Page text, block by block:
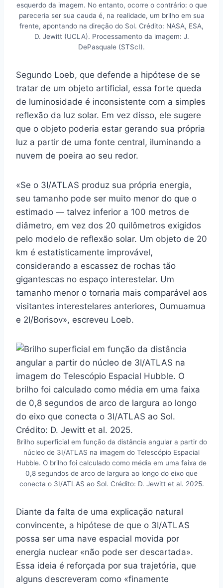
esquerdo da imagem. No entanto, ocorre o contrário: o que
pareceria ser sua cauda é, na realidade, um brilho em sua
frente, apontando na direção do Sol. Crédito: NASA, ESA,
D. Jewitt (UCLA). Processamento da imagem: J.
DePasquale (STScI).
Segundo Loeb, que defende a hipótese de se
tratar de um objeto artificial, essa forte queda
de luminosidade é inconsistente com a simples
reflexão da luz solar. Em vez disso, ele sugere
que o objeto poderia estar gerando sua própria
luz a partir de uma fonte central, iluminando a
nuvem de poeira ao seu redor.
«Se o 3I/ATLAS produz sua própria energia,
seu tamanho pode ser muito menor do que o
estimado — talvez inferior a 100 metros de
diâmetro, em vez dos 20 quilômetros exigidos
pelo modelo de reflexão solar. Um objeto de 20
km é estatisticamente improvável,
considerando a escassez de rochas tão
gigantescas no espaço interestelar. Um
tamanho menor o tornaria mais comparável aos
visitantes interestelares anteriores, Oumuamua
e 2I/Borisov», escreveu Loeb.
Brilho superficial em função da distância angular a partir do
núcleo de 3I/ATLAS na imagem do Telescópio Espacial
Hubble. O brilho foi calculado como média em uma faixa de
0,8 segundos de arco de largura ao longo do eixo que
conecta o 3I/ATLAS ao Sol. Crédito: D. Jewitt et al. 2025.
Diante da falta de uma explicação natural
convincente, a hipótese de que o 3I/ATLAS
possa ser uma nave espacial movida por
energia nuclear «não pode ser descartada».
Essa ideia é reforçada por sua trajetória, que
alguns descreveram como «finamente